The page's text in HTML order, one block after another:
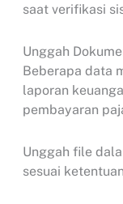
saat verifikasi
Unggah
Beberapa data
laporan
pembayaran
Unggah file
sesuai ketentuan